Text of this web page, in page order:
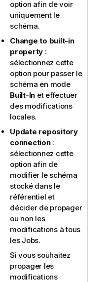
option afin de voir
uniquement le
schéma.
Change to built-in
property :
sélectionnez cette
option pour passer le
schéma en mode
Built-In et effectuer
des modifications
locales.
Update repository
connection:
sélectionnez cette
option afin de
modifier le schéma
stocké dans le
référentiel et
décider de propager
ou non les
modifications à tous
les Jobs.
Si vous souhaitez
propager les
modifications